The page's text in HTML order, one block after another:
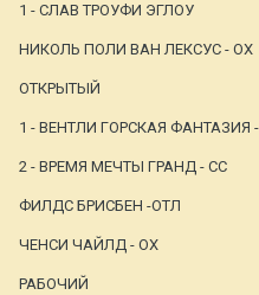
1 - СЛАВ ТРОУФИ ЭГЛОУ
НИКОЛЬ ПОЛИ ВАН ЛЕКСУС - ОХ
ОТКРЫТЫЙ
1 - ВЕНТЛИ ГОРСКАЯ ФАНТАЗИЯ
2 - ВРЕМЯ МЕЧТЫ ГРАНД - СС
ФИЛДС БРИСБЕН -ОТЛ
ЧЕНСИ ЧАЙЛД - ОХ
РАБОЧИЙ